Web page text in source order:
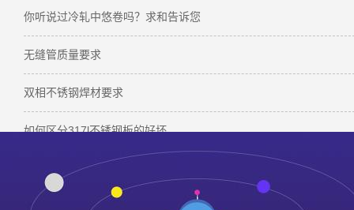
你听说过冷轧中悠卷吗？求和告诉您
无缝管质量要求
双相不锈钢焊材要求
如何区分317l不锈钢板的好坏